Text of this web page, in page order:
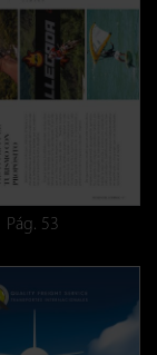
Pág. 53